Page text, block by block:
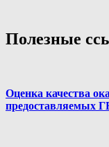
Полезные
Оценка качества
предоставляемых